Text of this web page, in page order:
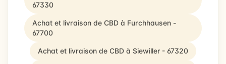
67330
Achat et livraison de CBD à Furchhausen -
67700
Achat et livraison de CBD à Siewiller - 67320